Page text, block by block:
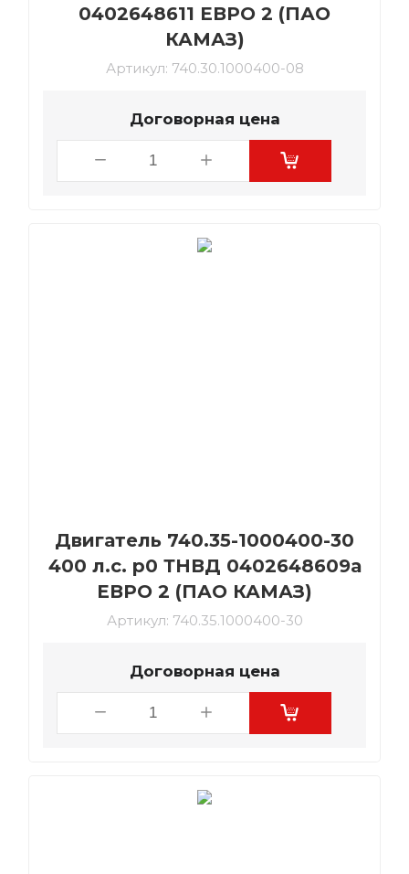
0402648611 ЕВРО 2 (ПАО
КАМАЗ)
Артикул: 740.30.1000400-08
Договорная цена
Двигатель 740.35-1000400-30
400 л.с. р0 ТНВД 0402648609а
ЕВРО 2 (ПАО КАМАЗ)
Артикул: 740.35.1000400-30
Договорная цена